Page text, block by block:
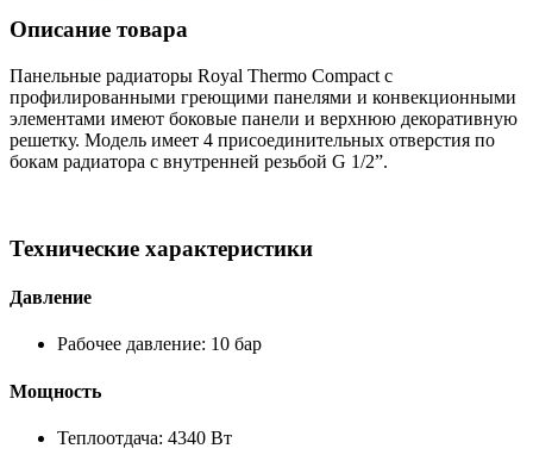
Описание товара
Панельные радиаторы Royal Thermo Compact с
профилированными греющими панелями и конвекционными
элементами имеют боковые панели и верхнюю декоративную
решетку. Модель имеет 4 присоединительных отверстия по
бокам радиатора с внутренней резьбой G 1/2”.
Технические характеристики
Давление
Рабочее давление: 10 бар
Мощность
Теплоотдача: 4340 Вт